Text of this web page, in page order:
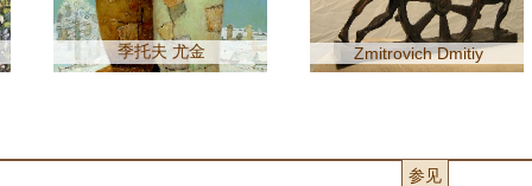
季托夫 尤金 Zmitrovich Dmitiy
参见